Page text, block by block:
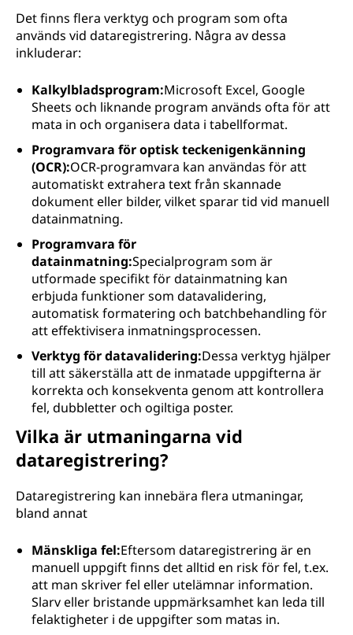
Det finns flera verktyg och program som ofta
används vid dataregistrering. Några av dessa
inkluderar:
Kalkylbladsprogram:Microsoft Excel, Google
Sheets och liknande program används ofta för att
mata in och organisera data i tabellformat.
Programvara för optisk teckenigenkänning
(OCR):OCR-programvara kan användas för att
automatiskt extrahera text från skannade
dokument eller bilder, vilket sparar tid vid manuell
datainmatning.
Programvara för
datainmatning:Specialprogram som är
utformade specifikt för datainmatning kan
erbjuda funktioner som datavalidering,
automatisk formatering och batchbehandling för
att effektivisera inmatningsprocessen.
Verktyg för datavalidering:Dessa verktyg hjälper
till att säkerställa att de inmatade uppgifterna är
korrekta och konsekventa genom att kontrollera
fel, dubbletter och ogiltiga poster.
Vilka är utmaningarna vid
dataregistrering?
Dataregistrering kan innebära flera utmaningar,
bland annat
Mänskliga fel:Eftersom dataregistrering är en
manuell uppgift finns det alltid en risk för fel, t.ex.
att man skriver fel eller utelämnar information.
Slarv eller bristande uppmärksamhet kan leda till
felaktigheter i de uppgifter som matas in.